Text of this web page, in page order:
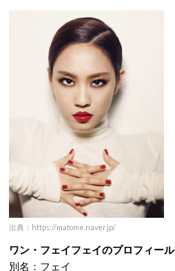
出典：https://matome.naver.jp/
ワン・フェイフェイのプロフィール
別名：フェイ